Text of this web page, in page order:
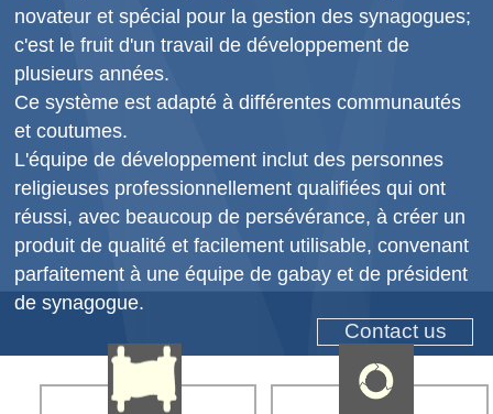
novateur et spécial pour la gestion des synagogues;
c'est le fruit d'un travail de développement de
plusieurs années.
Ce système est adapté à différentes communautés
et coutumes.
L'équipe de développement inclut des personnes
religieuses professionnellement qualifiées qui ont
réussi, avec beaucoup de persévérance, à créer un
produit de qualité et facilement utilisable, convenant
parfaitement à une équipe de gabay et de président
de synagogue.
Contact us